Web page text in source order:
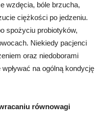
wzdęcia, bóle brzucha,
ciężkości po jedzeniu.
spożyciu probiotyków,
Niekiedy pacjenci
oraz niedoborami
na ogólną kondycję
równowagi